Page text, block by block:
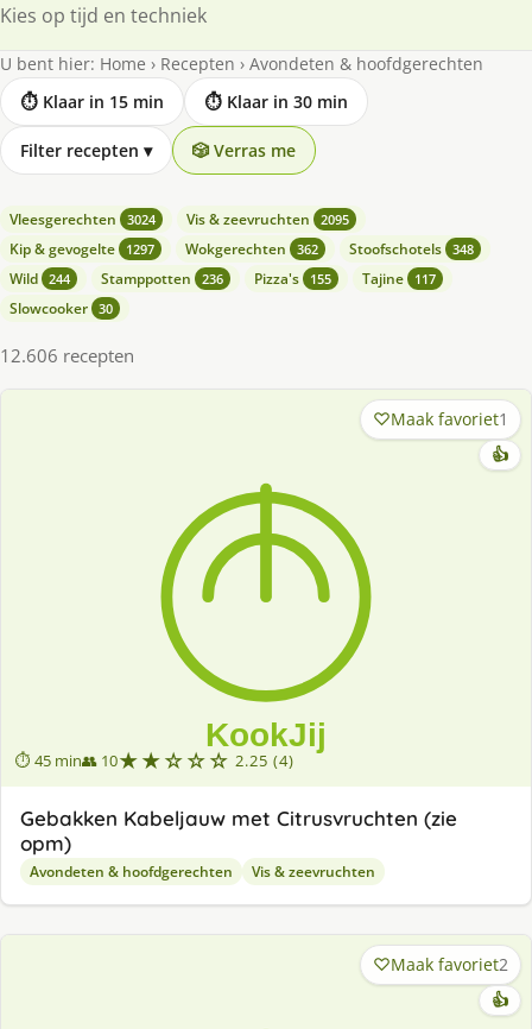
Kies op tijd en techniek
U bent hier: Home › Recepten › Avondeten & hoofdgerechten
⏱ Klaar in 15 min
⏱ Klaar in 30 min
Filter recepten ▾ 🎲 Verras me
Vleesgerechten 3024 Vis & zeevruchten 2095
Kip & gevogelte 1297 Wokgerechten 362 Stoofschotels 348
Wild 244 Stamppotten 236 Pizza's 155 Tajine 117
Slowcooker 30
12.606 recepten
⏱ 45 min👥 10★★☆☆☆ 2.25 (4)
Maak favoriet1
👍
Gebakken Kabeljauw met Citrusvruchten (zie
opm)
Avondeten & hoofdgerechten Vis & zeevruchten
Maak favoriet2
👍